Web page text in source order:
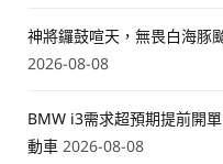
神將鑼鼓喧天，無畏白海豚
2026-08-08
BMW i3需求超預期提前開
動車 2026-08-08